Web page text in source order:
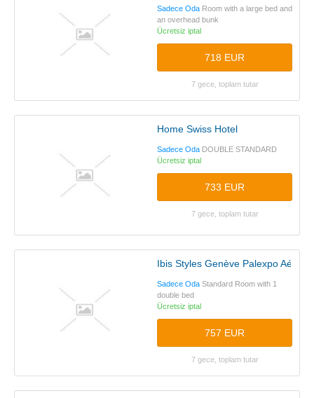
Sadece Oda Room with a large bed and
an overhead bunk
Ücretsiz iptal
718 EUR
7 gece, toplam tutar
Home Swiss Hotel
Sadece Oda DOUBLE STANDARD
Ücretsiz iptal
733 EUR
7 gece, toplam tutar
Ibis Styles Genève Palexpo
Sadece Oda Standard Room with 1
double bed
Ücretsiz iptal
757 EUR
7 gece, toplam tutar